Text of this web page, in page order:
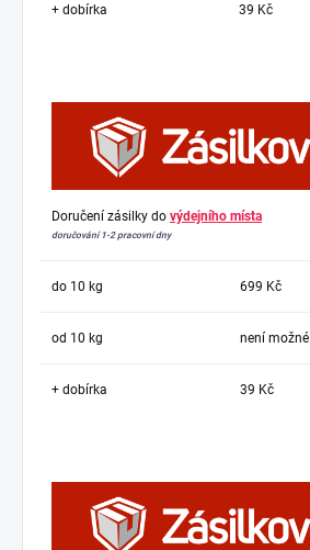
+ dobírka 39 Kč
Doručení zásilky do výdejního místa
doručování 1-2 pracovní dny
do 10 kg 699 Kč
od 10 kg není možné
+ dobírka 39 Kč